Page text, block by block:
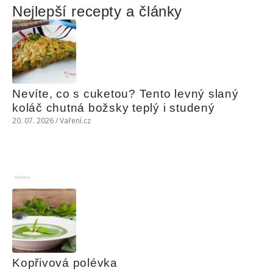
Nejlepší recepty a články
Nevíte, co s cuketou? Tento levný slaný
koláč chutná božsky teplý i studený
20. 07. 2026 / Vaření.cz
Reklama
Kopřivová polévka